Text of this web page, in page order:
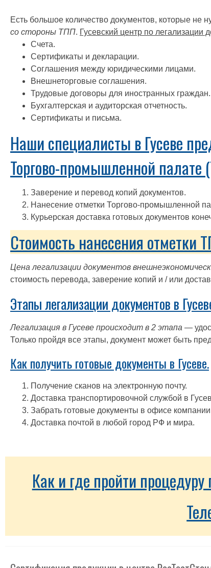
Есть большое количество документов, которые не
со стороны ТПП. Гусевский центр по легализации
Счета.
Сертификаты и декларации.
Соглашения между юридическими лицами.
Внешнеторговые соглашения.
Трудовые договоры для иностранных граждан.
Бухгалтерская и аудиторская отчетность.
Сертификаты и письма.
Наши специалисты в Гусеве
Торгово-промышленной палате
Заверение и перевод копий документов.
Нанесение отметки Торгово-промышленной
Курьерская доставка готовых документов
Стоимость нанесения отметки
Цена легализации документов
стоимость перевода, заверение копий и / или
Этапы легализации документов в
Легализация в Гусеве происходит в 2 этапа —
Только пройдя все этапы, документ может быть
Как получить готовые документы в Гусеве.
Получение сканов на электронную почту.
Доставка транспортировочной службой в
Забрать готовые документы в офисе
Доставка почтой в любой город РФ и мира.
Как и где пройти